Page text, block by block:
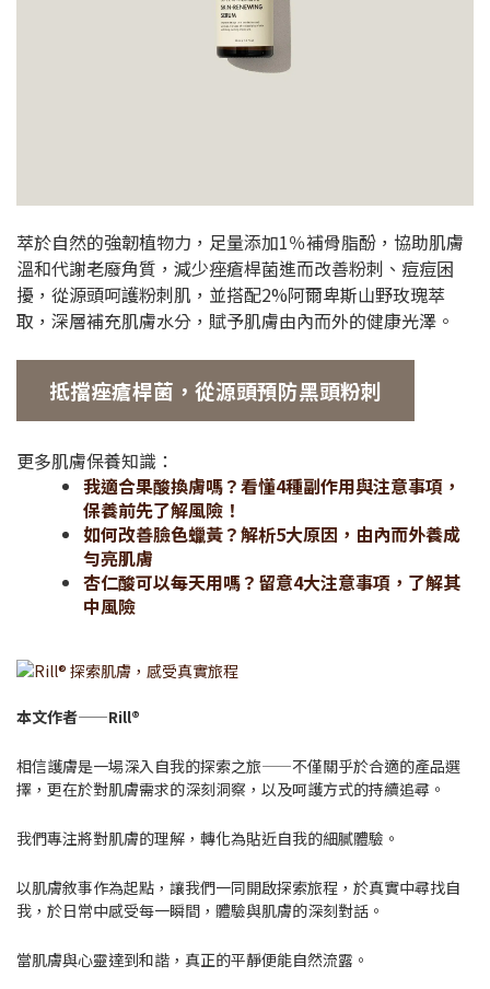
萃於自然的強韌植物力，足量添加1％補骨脂酚，協助肌膚
溫和代謝老廢角質，減少痤瘡桿菌進而改善粉刺、痘痘困
擾，從源頭呵護粉刺肌，並搭配2%阿爾卑斯山野玫瑰萃
取，深層補充肌膚水分，賦予肌膚由內而外的健康光澤。
抵擋痤瘡桿菌，從源頭預防黑頭粉刺
更多肌膚保養知識：
我適合果酸換膚嗎？看懂4種副作用與注意事項，
保養前先了解風險！
如何改善臉色蠟黃？解析5大原因，由內而外養成
勻亮肌膚
杏仁酸可以每天用嗎？留意4大注意事項，了解其
中風險
本文作者——Rill®
相信護膚是一場深入自我的探索之旅——不僅關乎於合適的產品選
擇，更在於對肌膚需求的深刻洞察，以及呵護方式的持續追尋。
我們專注將對肌膚的理解，轉化為貼近自我的細膩體驗。
以肌膚敘事作為起點，讓我們一同開啟探索旅程，於真實中尋找自
我，於日常中感受每一瞬間，體驗與肌膚的深刻對話。
當肌膚與心靈達到和諧，真正的平靜便能自然流露。